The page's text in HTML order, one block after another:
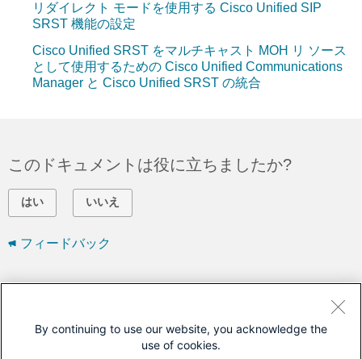
リダイレクト モードを使用する Cisco Unified SIP
SRST 機能の設定
Cisco Unified SRST をマルチキャスト MOH リ ソース
として使用するための Cisco Unified Communications
Manager と Cisco Unified SRST の統合
このドキュメントは役に立ちましたか?
はい いいえ
フィードバック
サポート ケースをオープン
が必要です。)
By continuing to use our website, you acknowledge the
use of cookies.